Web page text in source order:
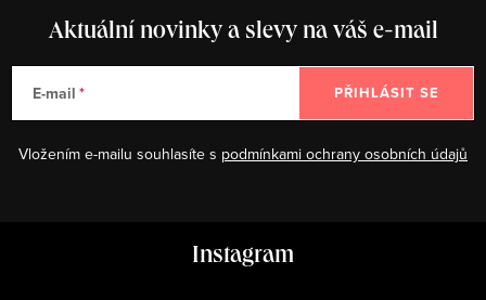
Aktuální novinky a slevy na váš e-mail
E-mail
Vložením e-mailu souhlasíte s podmínkami ochrany osobních údajů
PŘIHLÁSIT SE
Instagram